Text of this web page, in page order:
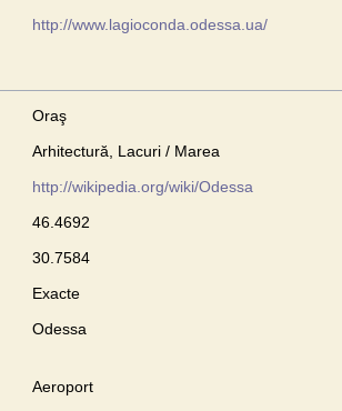
http://www.lagioconda.odessa.ua/
Oraş
Arhitectură, Lacuri / Marea
http://wikipedia.org/wiki/Odessa
46.4692
30.7584
Exacte
Odessa
Aeroport